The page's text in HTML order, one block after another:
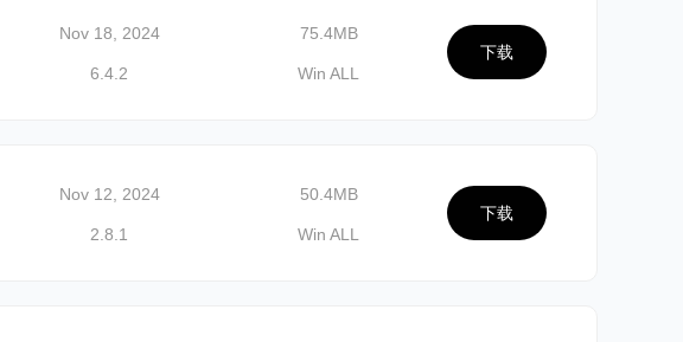
Nov 18, 2024
6.4.2
75.4MB
Win ALL
下载
Nov 12, 2024
2.8.1
50.4MB
Win ALL
下载